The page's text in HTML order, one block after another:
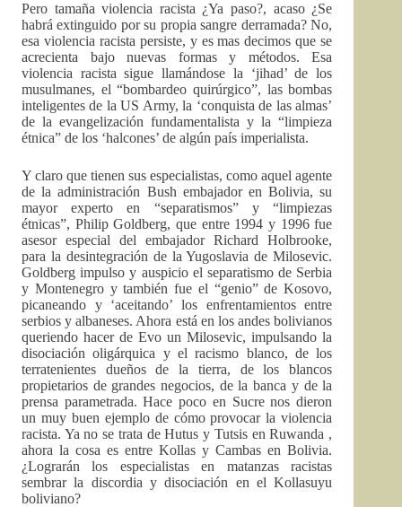
Pero tamaña violencia racista ¿Ya paso?, acaso ¿Se
habrá extinguido por su propia sangre derramada? No,
esa violencia racista persiste, y es mas decimos que se
acrecienta bajo nuevas formas y métodos. Esa
violencia racista sigue llamándose la ‘jihad’ de los
musulmanes, el “bombardeo quirúrgico”, las bombas
inteligentes de la US Army, la ‘conquista de las almas’
de la evangelización fundamentalista y la “limpieza
étnica” de los ‘halcones’ de algún país imperialista.
Y claro que tienen sus especialistas, como aquel agente
de la administración Bush embajador en Bolivia, su
mayor experto en “separatismos” y “limpiezas
étnicas”, Philip Goldberg, que entre 1994 y 1996 fue
asesor especial del embajador Richard Holbrooke,
para la desintegración de la Yugoslavia de Milosevic.
Goldberg impulso y auspicio el separatismo de Serbia
y Montenegro y también fue el “genio” de Kosovo,
picaneando y ‘aceitando’ los enfrentamientos entre
serbios y albaneses. Ahora está en los andes bolivianos
queriendo hacer de Evo un Milosevic, impulsando la
disociación oligárquica y el racismo blanco, de los
terratenientes dueños de la tierra, de los blancos
propietarios de grandes negocios, de la banca y de la
prensa parametrada. Hace poco en Sucre nos dieron
un muy buen ejemplo de cómo provocar la violencia
racista. Ya no se trata de Hutus y Tutsis en Ruwanda ,
ahora la cosa es entre Kollas y Cambas en Bolivia.
¿Lograrán los especialistas en matanzas racistas
sembrar la discordia y disociación en el Kollasuyu
boliviano?